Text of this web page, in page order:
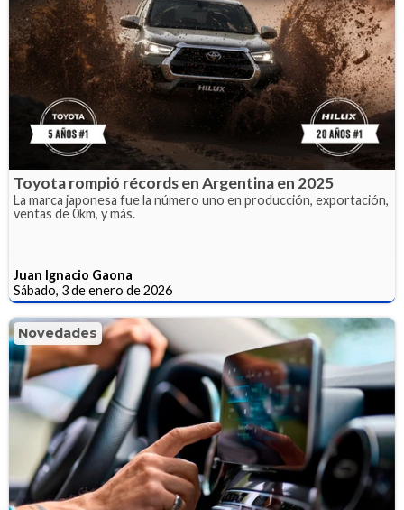
Toyota rompió récords en Argentina en 2025
La marca japonesa fue la número uno en producción, exportación,
ventas de 0km, y más.
Juan Ignacio Gaona
Sábado, 3 de enero de 2026
Novedades